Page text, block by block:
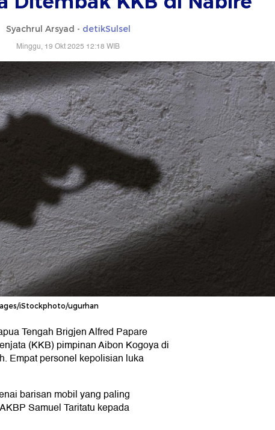
Syachrul Arsyad - detikSulsel
Minggu, 19 Okt 2025 12:18 WIB
iStockphoto/ugurhan
Tengah Brigjen Alfred Papare
(KKB) pimpinan Aibon Kogoya di
Empat personel kepolisian luka
barisan mobil yang paling
Samuel Taritatu kepada